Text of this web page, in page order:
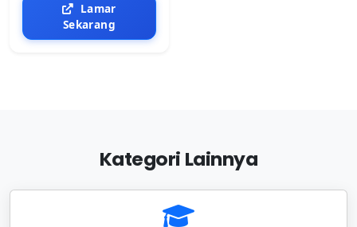
Lamar
Sekarang
Kategori Lainnya